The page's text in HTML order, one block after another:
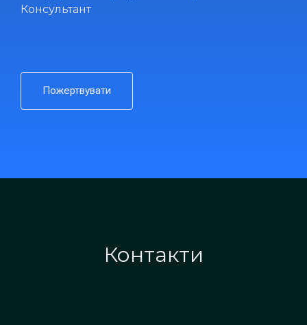
Консультант
Пожертвувати
Контакти